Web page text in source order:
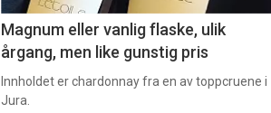
Magnum eller vanlig flaske, ulik
årgang, men like gunstig pris
Innholdet er chardonnay fra en av toppcruene i
Jura.